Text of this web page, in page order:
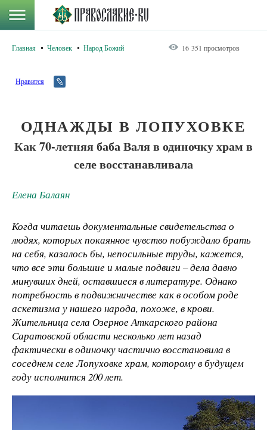
Главная Человек Народ Божий 16 351 просмотров
Нравится
ОДНАЖДЫ В ЛОПУХОВКЕ
Как 70-летняя баба Валя в одиночку храм в
селе восстанавливала
Елена Балаян
Когда читаешь документальные свидетельства о
людях, которых покаянное чувство побуждало брать
на себя, казалось бы, непосильные труды, кажется,
что все эти большие и малые подвиги – дела давно
минувших дней, оставшиеся в литературе. Однако
потребность в подвижничестве как в особом роде
аскетизма у нашего народа, похоже, в крови.
Жительница села Озерное Аткарского района
Саратовской области несколько лет назад
фактически в одиночку частично восстановила в
соседнем селе Лопуховке храм, которому в будущем
году исполнится 200 лет.